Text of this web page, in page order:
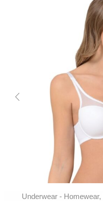
Underwear - Homewear,